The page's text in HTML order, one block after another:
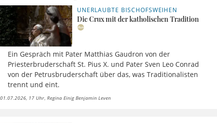
UNERLAUBTE BISCHOFSWEIHEN
Die Crux mit der katholischen Tradition
Ein Gespräch mit Pater Matthias Gaudron von der
Priesterbruderschaft St. Pius X. und Pater Sven Leo Conrad
von der Petrusbruderschaft über das, was Traditionalisten
trennt und eint.
01.07.2026, 17 Uhr Regina Einig Benjamin Leven